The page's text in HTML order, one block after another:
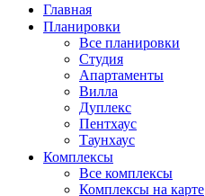
Главная
Планировки
Все планировки
Студия
Апартаменты
Вилла
Дуплекс
Пентхаус
Таунхаус
Комплексы
Все комплексы
Комплексы на карте